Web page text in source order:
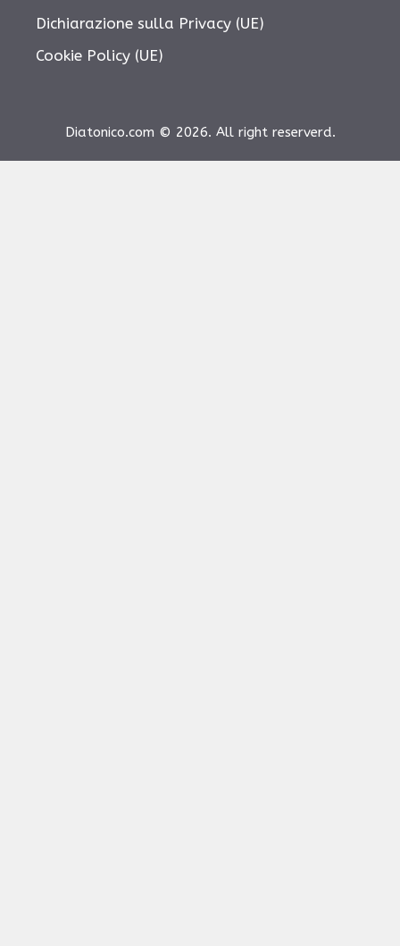
Dichiarazione sulla Privacy (UE)
Cookie Policy (UE)
Diatonico.com © 2026. All right reserverd.